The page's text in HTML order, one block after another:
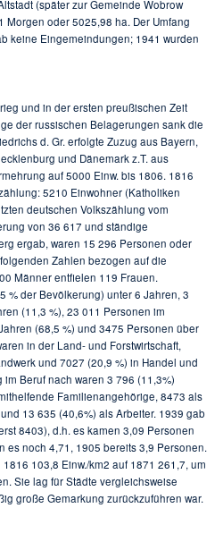
(später zur Gemeinde Wobrow
oder 5025,98 ha. Der Umfang
keine Eingemeindungen; 1941 wurden
und in der ersten preußischen Zeit
der russischen Belagerungen sank die
d. Gr. erfolgte Zuzug aus Bayern,
und Dänemark z.T. aus
auf 5000 Einw. bis 1806. 1816
5210 Einwohner (Katholiken
deutschen Volkszählung vom
von 36 617 und ständige
ergab, waren 15 296 Personen oder
Zahlen bezogen auf die
Männer entfielen 119 Frauen.
% der Bevölkerung) unter 6 Jahren, 3
(11,3 %), 23 011 Personen im
(68,5 %) und 3475 Personen über
in der Land- und Forstwirtschaft,
und 7027 (20,9 %) in Handel und
Beruf nach waren 3 796 (11,3%)
Familienangehörige, 8473 als
13 635 (40,6%) als Arbeiter. 1939 gab
8403), d.h. es kamen 3,09 Personen
es noch 4,71, 1905 bereits 3,9 Personen.
103,8 Einw./km2 auf 1871 261,7, um
Sie lag für Städte vergleichsweise
große Gemarkung zurückzuführen war.